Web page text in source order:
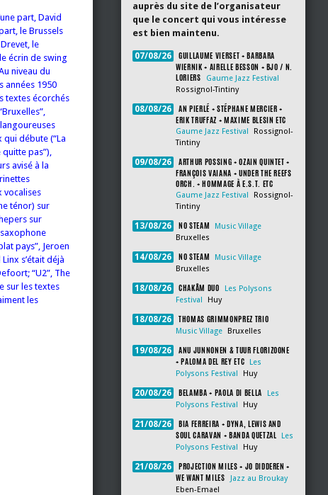
part, David
le Brussels
le
écrin de swing
niveau du
années 1950
textes écorchés
qui débute (“La
quitte pas”),
avisé à la
vocalises
ténor) sur
sur
pays”, Jeroen
s’était déjà
“U2”, The
sur les textes
les
auprès du site de l’organisateur
que le concert qui vous intéresse
est bien maintenu.
07/08/26
GUILLAUME VIERSET + BARBARA
WIERNIK + AIRELLE BESSON + BJO / N.
LORIERS
Gaume Jazz Festival
Rossignol-Tintiny
08/08/26
AN PIERLÉ + STÉPHANE MERCIER +
ERIK TRUFFAZ + MAXIME BLESIN ETC
Gaume Jazz Festival
Rossignol-
Tintiny
09/08/26
ARTHUR POSSING + OZAIN QUINTET +
FRANÇOIS VAIANA + UNDER THE REEFS
ORCH. + HOMMAGE À E.S.T. ETC
Gaume Jazz Festival
Rossignol-
Tintiny
13/08/26 NO STEAM
Music Village
Bruxelles
14/08/26 NO STEAM
Music Village
Bruxelles
18/08/26 CHAKÂM DUO
Les Polysons
Festival
Huy
18/08/26 THOMAS GRIMMONPREZ TRIO
Music Village Bruxelles
19/08/26
ANU JUNNONEN & TUUR FLORIZOONE
+ PALOMA DEL REY ETC
Les
Polysons Festival
Huy
20/08/26 BELAMBA + PAOLA DI BELLA
Les
Polysons Festival
Huy
21/08/26
BIA FERREIRA + DYNA, LEWIS AND
SOUL CARAVAN + BANDA QUETZAL
Les
Polysons Festival
Huy
21/08/26
PROJECTION MILES + JO DIDDEREN +
WE WANT MILES
Jazz au Broukay
Eben-Emael